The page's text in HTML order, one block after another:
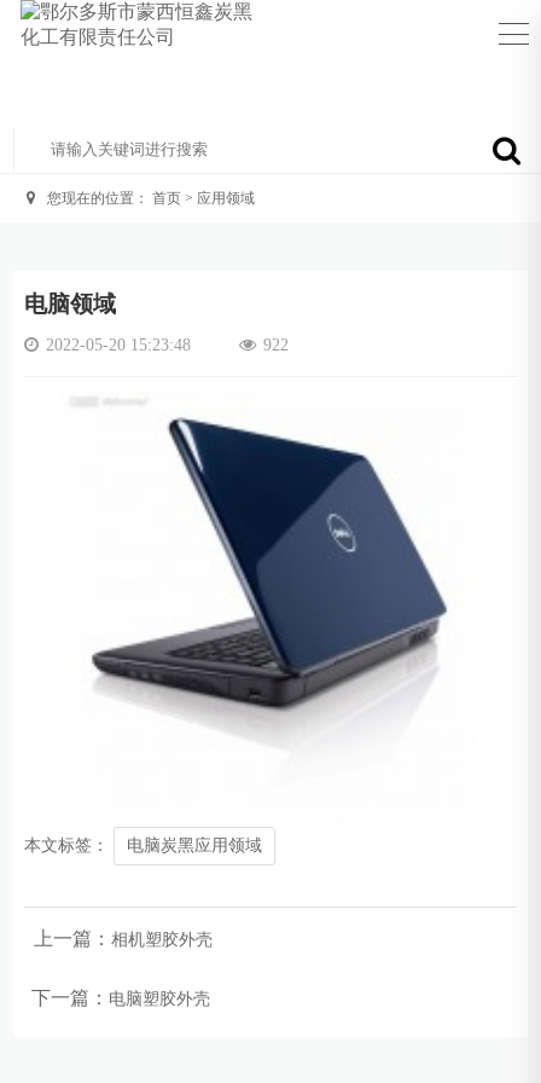
您现在的位置：首页 > 应用领域
电脑领域
2022-05-20 15:23:48 922
本文标签： 电脑炭黑应用领域
上一篇： 相机塑胶外壳
下一篇： 电脑塑胶外壳